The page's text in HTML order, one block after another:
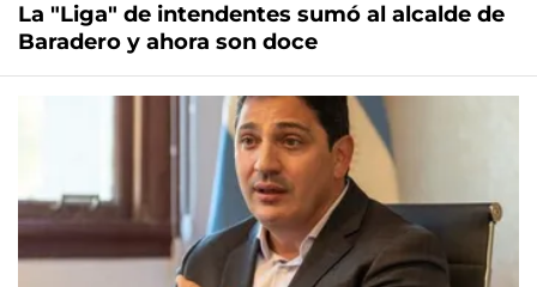
La "Liga" de intendentes sumó al alcalde de
Baradero y ahora son doce